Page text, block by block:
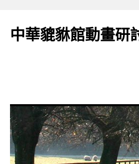
主
中華貔貅館動畫研